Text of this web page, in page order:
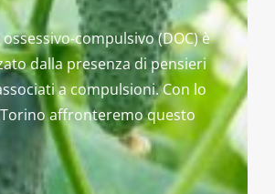
compulsivo (DOC) è
dalla presenza di pensieri
a compulsioni. Con lo
affronteremo questo